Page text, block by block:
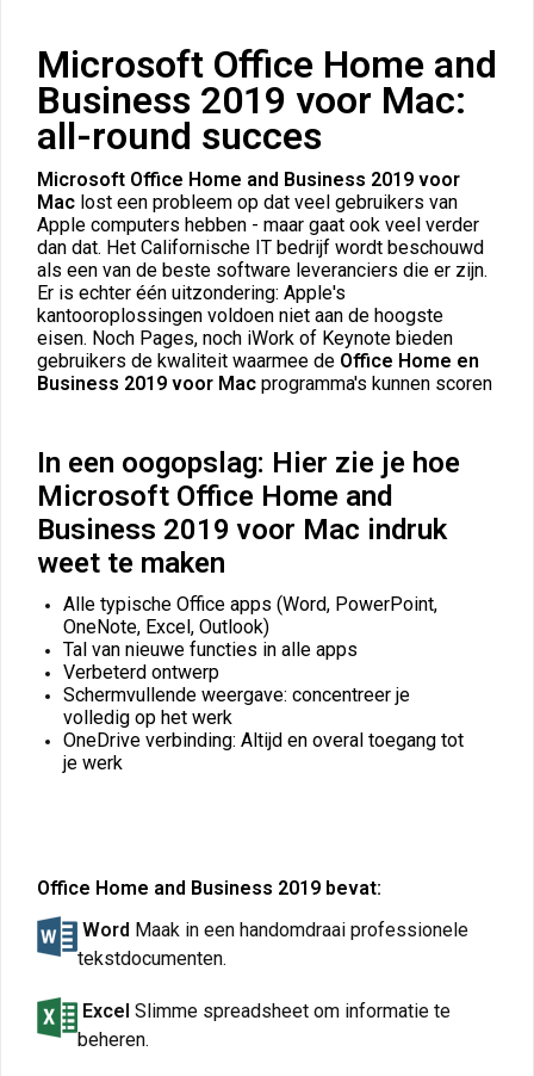
Microsoft Office Home and
Business 2019 voor Mac:
all-round succes
Microsoft Office Home and Business 2019 voor
Mac lost een probleem op dat veel gebruikers van
Apple computers hebben - maar gaat ook veel verder
dan dat. Het Californische IT bedrijf wordt beschouwd
als een van de beste software leveranciers die er zijn.
Er is echter één uitzondering: Apple's
kantooroplossingen voldoen niet aan de hoogste
eisen. Noch Pages, noch iWork of Keynote bieden
gebruikers de kwaliteit waarmee de Office Home en
Business 2019 voor Mac programma's kunnen scoren
In een oogopslag: Hier zie je hoe
Microsoft Office Home and
Business 2019 voor Mac indruk
weet te maken
Alle typische Office apps (Word, PowerPoint,
OneNote, Excel, Outlook)
Tal van nieuwe functies in alle apps
Verbeterd ontwerp
Schermvullende weergave: concentreer je
volledig op het werk
OneDrive verbinding: Altijd en overal toegang tot
je werk
Office Home and Business 2019 bevat:
Word Maak in een handomdraai professionele
tekstdocumenten.
Excel Slimme spreadsheet om informatie te
beheren.